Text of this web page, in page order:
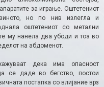
за играње. Оштетениот
но по нив излегла и
оштетениот со метални
му нанела два убоди и тоа во
на абдоменот.
дека има опасност
се даде во бегство, постои
постапка со влијание врз